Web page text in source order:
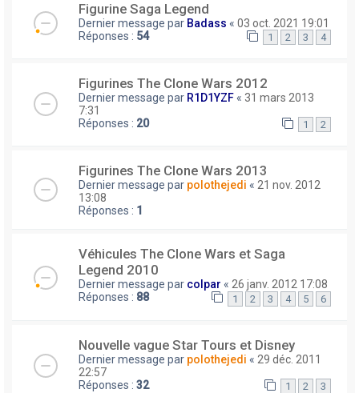
Figurine Saga Legend
Dernier message par Badass « 03 oct. 2021 19:01
Réponses : 54 1 2 3 4
Figurines The Clone Wars 2012
Dernier message par R1D1YZF « 31 mars 2013
7:31
Réponses : 20 1 2
Figurines The Clone Wars 2013
Dernier message par polothejedi « 21 nov. 2012
13:08
Réponses : 1
Véhicules The Clone Wars et Saga
Legend 2010
Dernier message par colpar « 26 janv. 2012 17:08
Réponses : 88 1 2 3 4 5 6
Nouvelle vague Star Tours et Disney
Dernier message par polothejedi « 29 déc. 2011
22:57
Réponses : 32 1 2 3